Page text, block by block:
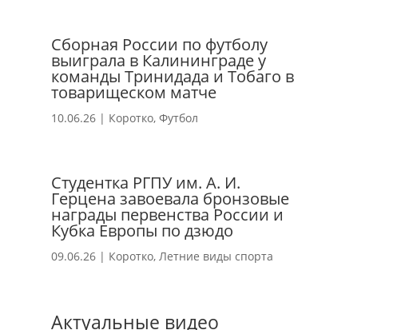
Сборная России по футболу
выиграла в Калининграде у
команды Тринидада и Тобаго в
товарищеском матче
10.06.26| Коротко, Футбол
Студентка РГПУ им. А. И.
Герцена завоевала бронзовые
награды первенства России и
Кубка Европы по дзюдо
09.06.26| Коротко, Летние виды спорта
Актуальные видео